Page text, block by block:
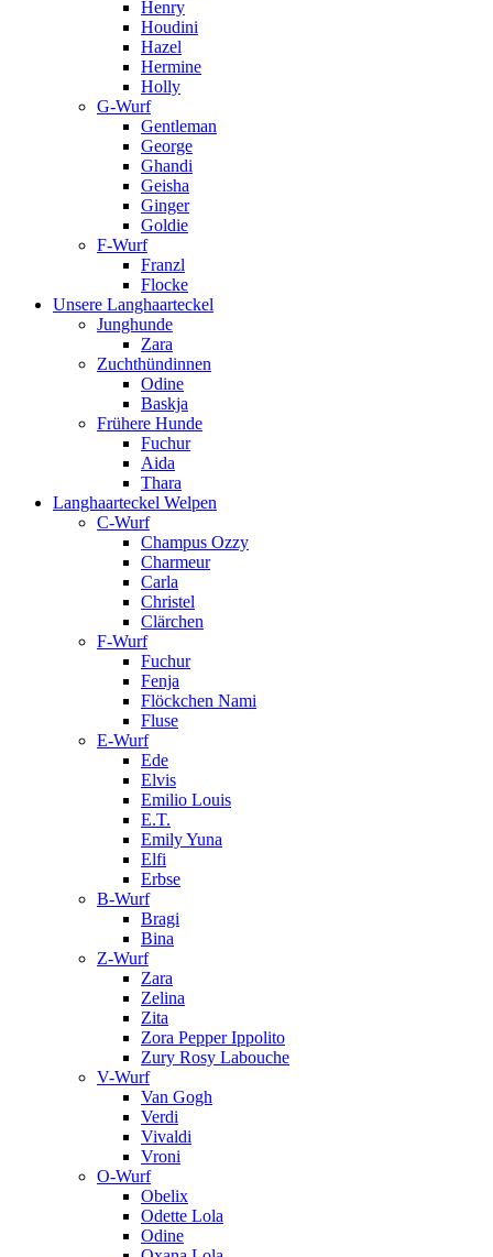
Henry
Houdini
Hazel
Hermine
Holly
G-Wurf
Gentleman
George
Ghandi
Geisha
Ginger
Goldie
F-Wurf
Franzl
Flocke
Unsere Langhaarteckel
Junghunde
Zara
Zuchthündinnen
Odine
Baskja
Frühere Hunde
Fuchur
Aida
Thara
Langhaarteckel Welpen
C-Wurf
Champus Ozzy
Charmeur
Carla
Christel
Clärchen
F-Wurf
Fuchur
Fenja
Flöckchen Nami
Fluse
E-Wurf
Ede
Elvis
Emilio Louis
E.T.
Emily Yuna
Elfi
Erbse
B-Wurf
Bragi
Bina
Z-Wurf
Zara
Zelina
Zita
Zora Pepper Ippolito
Zury Rosy Labouche
V-Wurf
Van Gogh
Verdi
Vivaldi
Vroni
O-Wurf
Obelix
Odette Lola
Odine